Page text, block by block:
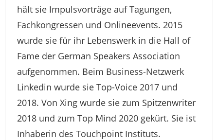
hält sie Impulsvorträge auf Tagungen,
Fachkongressen und Onlineevents. 2015
wurde sie für ihr Lebenswerk in die Hall of
Fame der German Speakers Association
aufgenommen. Beim Business-Netzwerk
Linkedin wurde sie Top-Voice 2017 und
2018. Von Xing wurde sie zum Spitzenwriter
2018 und zum Top Mind 2020 gekürt. Sie ist
Inhaberin des Touchpoint Instituts.